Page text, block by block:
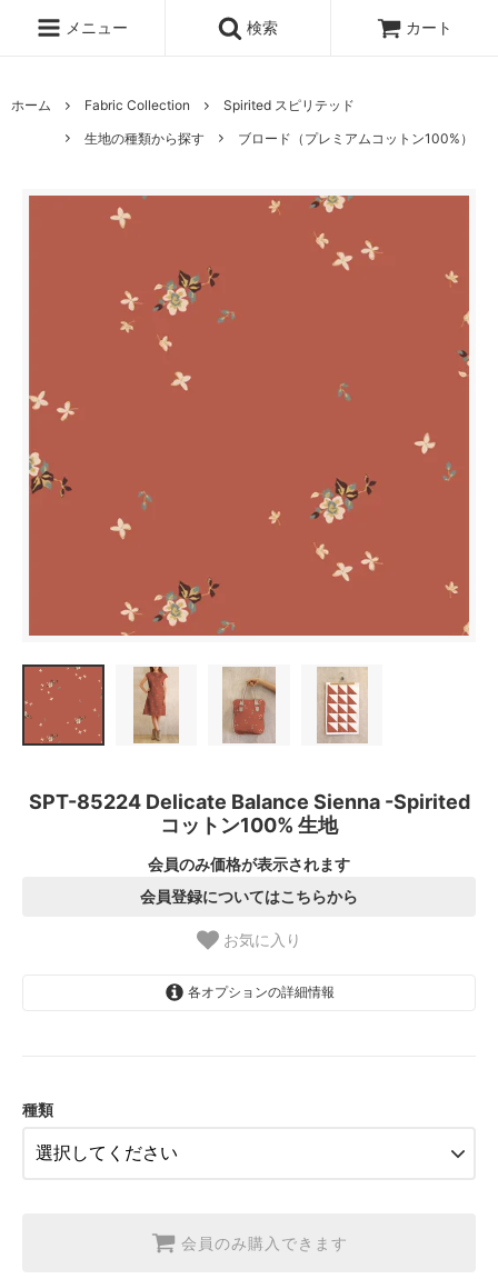
メニュー 検索 カート
ホーム Fabric Collection
Spirited スピリテッド
生地の種類から探す
ブロード（プレミアムコットン100%）
SPT-85224 Delicate Balance Sienna -Spirited
コットン100% 生地
会員のみ価格が表示されます
会員登録についてはこちらから
お気に入り
各オプションの詳細情報
【2026/9/20〆10月発送予定分】
種類
会員のみ購入できます